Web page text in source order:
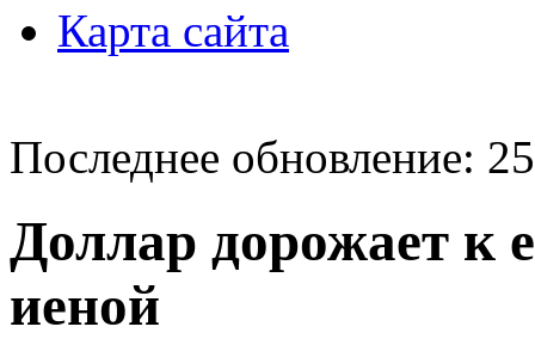
Карта сайта
Последнее обновление:
Доллар дорожает к
иеной